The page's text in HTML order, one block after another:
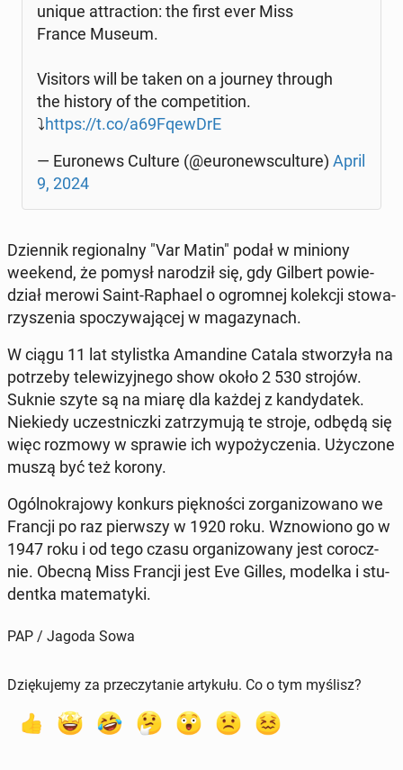
unique at­trac­tion: the first ever Miss
France Museum.
Vi­si­tors will be taken on a journey through
the history of the com­pe­ti­tion.
⤵️https://t.co/a69FqewDrE
— Eu­ro­news Culture (@eu­ro­new­scul­tu­re) April
9, 2024
Dzien­nik re­gio­nal­ny "Var Matin" podał w miniony
weekend, że pomysł na­ro­dził się, gdy Gilbert po­wie­
dział merowi Saint-Raphael o ogrom­nej ko­lek­cji sto­wa­
rzy­sze­nia spo­czy­wa­ją­cej w ma­ga­zy­nach.
W ciągu 11 lat sty­list­ka Aman­di­ne Catala stwo­rzy­ła na
po­trze­by te­le­wi­zyj­ne­go show około 2 530 strojów.
Suknie szyte są na miarę dla każdej z kan­dy­da­tek.
Nie­kie­dy uczest­nicz­ki za­trzy­mu­ją te stroje, odbędą się
więc rozmowy w sprawie ich wy­po­ży­cze­nia. Uży­czo­ne
muszą być też korony.
Ogól­no­kra­jo­wy konkurs pięk­no­ści zor­ga­ni­zo­wa­no we
Francji po raz pierw­szy w 1920 roku. Wzno­wio­no go w
1947 roku i od tego czasu or­ga­ni­zo­wa­ny jest co­rocz­
nie. Obecną Miss Francji jest Eve Gilles, modelka i stu­
dent­ka ma­te­ma­ty­ki.
PAP / Jagoda Sowa
Dziękujemy za przeczytanie artykułu. Co o tym myślisz?